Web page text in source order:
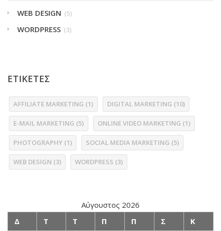
WEB DESIGN (5)
WORDPRESS (3)
ΕΤΙΚΕΤΕΣ
AFFILIATE MARKETING (1) DIGITAL MARKETING (10)
E-MAIL MARKETING (5) ONLINE VIDEO MARKETING (1)
PHOTOGRAPHY (1) SOCIAL MEDIA MARKETING (5)
WEB DESIGN (3) WORDPRESS (3)
Αύγουστος 2026
Δ
Τ Τ Π Π Σ
Κ